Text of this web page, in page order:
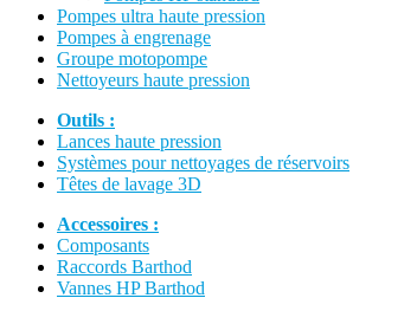
Pompes ultra haute pression
Pompes à engrenage
Groupe motopompe
Nettoyeurs haute pression
Outils :
Lances haute pression
Systèmes pour nettoyages de réservoirs
Têtes de lavage 3D
Accessoires :
Composants
Raccords Barthod
Vannes HP Barthod